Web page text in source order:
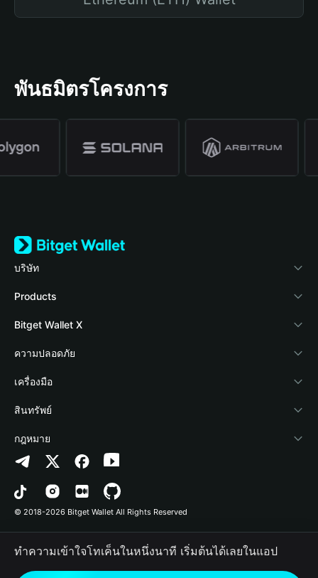
พันธมิตรโครงการ
บริษัท
เกี่ยวกับ Bitget Wallet
Blog
Academy
ข่าวสารด้านคริปโต
ศูนย์ช่วยเหลือ
ติดต่อเรา
ทรัพยากรข้อมูลของแบรนด์
อาชีพ
Products
Crypto Card
Stablecoin Earn
Payfi Crypto
Crypto Swap API
Altcoin Season Index
Prediction Markets
DApp
RWA
Bitget Wallet X
นักพัฒนา
เชื่อมต่อ Wallet
Bitget Wallet Pay
ลิสต์โปรเจกต์
ความปลอดภัย
Protection Fund
เทคโนโลยีความปลอดภัย
เครื่องมือ
ซื้อคริปโต
การตรวจจับการอนุญาต
การตรวจจับสัญญา
การโอนเป็นชุด
สินทรัพย์
Arbitrum
Avalanche
Bitcoin
Polygon
กฎหมาย
นโยบายความเป็นส่วนตัว
ข้อตกลงในการใช้บริการ
© 2018-2026 Bitget Wallet All Rights Reserved
ทำความเข้าใจโทเค็นในหนึ่งนาที เริ่มต้นได้เลยในแอป